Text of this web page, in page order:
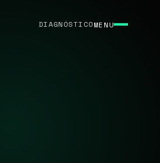
DIAGNÓSTICOMENU